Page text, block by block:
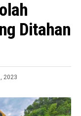
Ditahan
2023